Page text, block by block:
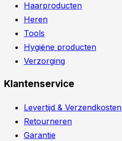
Haarproducten
Heren
Tools
Hygiëne producten
Verzorging
Klantenservice
Levertijd & Verzendkosten
Retourneren
Garantie